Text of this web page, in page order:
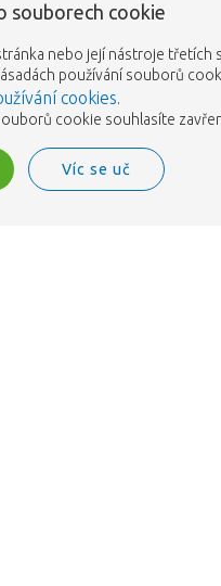
souborech cookie
nebo její nástroje třetích
používání souborů
cookies.
cookie souhlasíte
Víc se uč